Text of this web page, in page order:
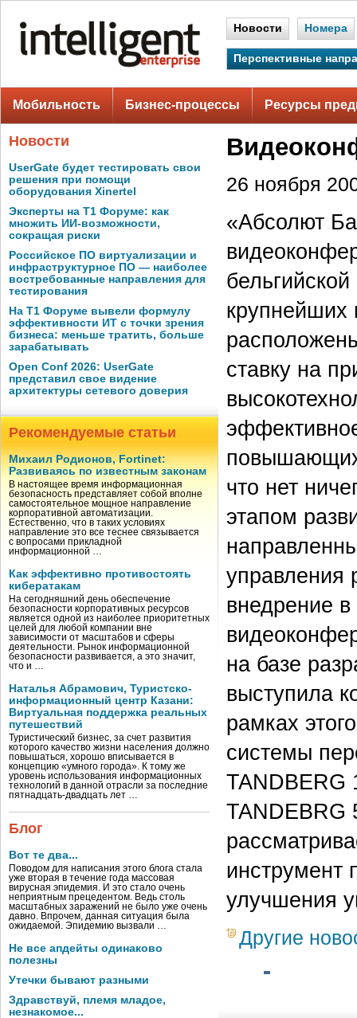
Новости Номера
Перспективные
Мобильность Бизнес-процессы Ресурсы
Новости
UserGate будет тестировать свои
решения при помощи
оборудования Xinertel
Эксперты на Т1 Форуме: как
множить ИИ-возможности,
сокращая риски
Российское ПО виртуализации и
инфраструктурное ПО — наиболее
востребованные направления для
тестирования
На Т1 Форуме вывели формулу
эффективности ИТ с точки зрения
бизнеса: меньше тратить, больше
зарабатывать
Open Conf 2026: UserGate
представил свое видение
архитектуры сетевого доверия
Рекомендуемые статьи
Михаил Родионов, Fortinet:
Развиваясь по известным законам
В настоящее время информационная
безопасность представляет собой вполне
самостоятельное мощное направление
корпоративной автоматизации.
Естественно, что в таких условиях
направление это все теснее связывается
с вопросами прикладной
информационной …
Как эффективно противостоять
кибератакам
На сегодняшний день обеспечение
безопасности корпоративных ресурсов
является одной из наиболее приоритетных
целей для любой компании вне
зависимости от масштабов и сферы
деятельности. Рынок информационной
безопасности развивается, а это значит,
что и …
Наталья Абрамович, Туристско-
информационный центр Казани:
Виртуальная поддержка реальных
путешествий
Туристический бизнес, за счет развития
которого качество жизни населения должно
повышаться, хорошо вписывается в
концепцию «умного города». К тому же
уровень использования информационных
технологий в данной отрасли за последние
пятнадцать-двадцать лет …
Блог
Вот те два...
Поводом для написания этого блога стала
уже вторая в течение года массовая
вирусная эпидемия. И это стало очень
неприятным прецедентом. Ведь столь
масштабных заражений не было уже очень
давно. Впрочем, данная ситуация была
ожидаемой. Эпидемию вызвали …
Не все апдейты одинаково
полезны
Утечки бывают разными
Здравствуй, племя младое,
незнакомое...
26 ноября
«Абсолют
крупнейших
ставку на
повышающих
что нет
этапом
управления
внедрение
на базе
выступила
рамках
системы
TANDBERG
TANDEBRG
инструмент
улучшения
Другие